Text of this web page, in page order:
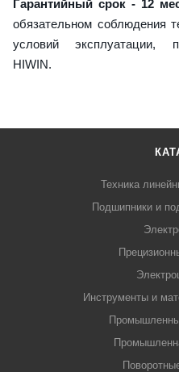
Гарантийный срок - 12
обязательном соблюдения
условий эксплуатации,
HIWIN.
Техника
Подшипники и
Инструменты и